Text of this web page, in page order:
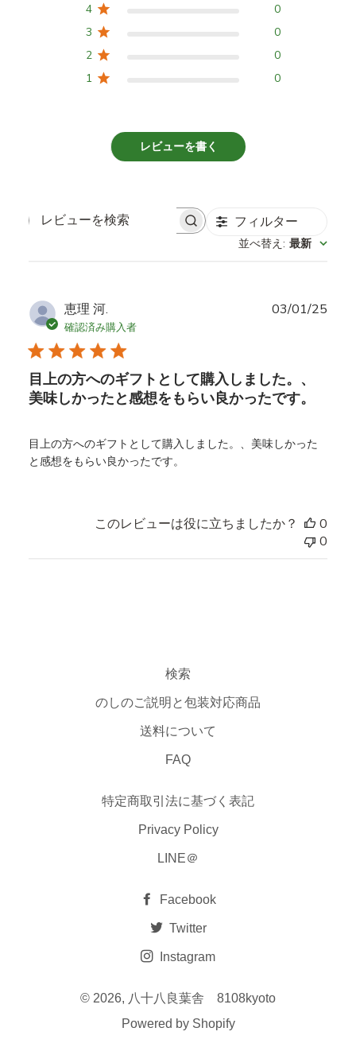
4
0
3
0
2
0
1
0
レビューを書く
レ
索
フィルター
並べ替え: 最新
恵理 河.
確認済み購入者
目上の方へのギフトとして購入しました。、
美味しかったと感想をもらい良かったです。
目上の方へのギフトとして購入しました。、美味しかった
と感想をもらい良かったです。
03/01/25
このレビューは役に立ちましたか？
0
0
検索
のしのご説明と包装対応商品
送料について
FAQ
特定商取引法に基づく表記
Privacy Policy
LINE＠
Facebook
Twitter
Instagram
© 2026, 八十八良葉舎 8108kyoto
Powered by Shopify